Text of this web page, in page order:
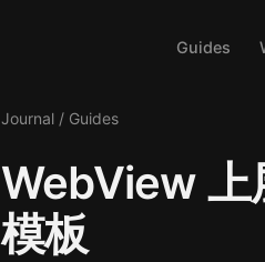
Guides
Journal / Guides
WebView 上
模板